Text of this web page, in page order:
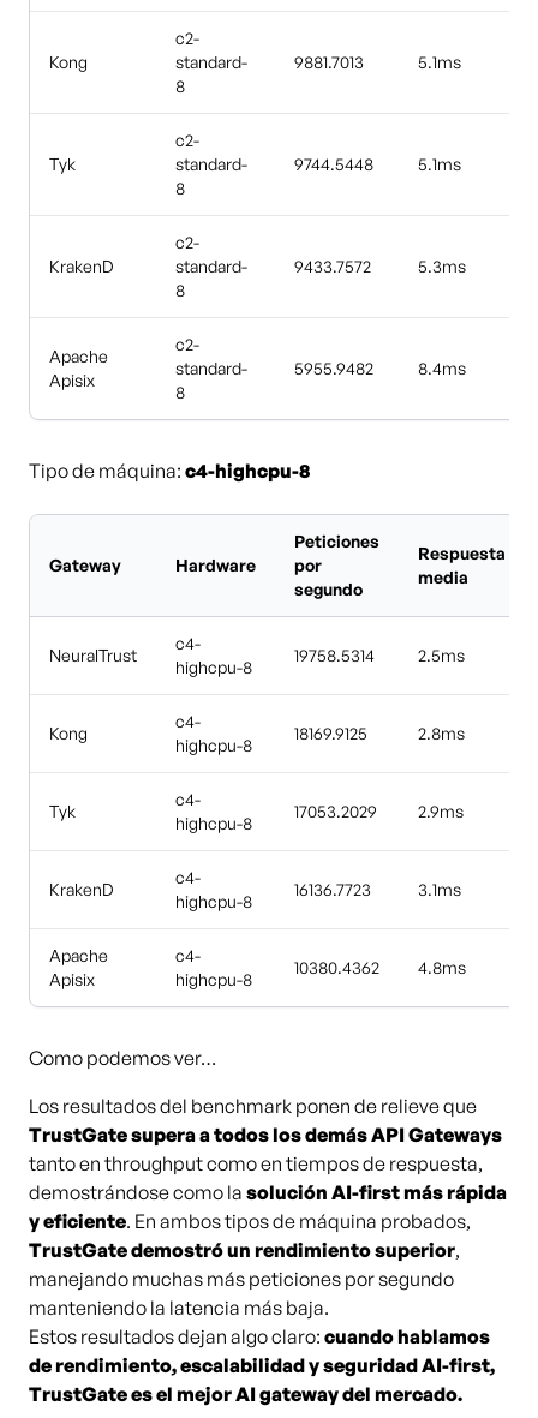
Kong
c2-
standard-
8
9881.7013 5.1ms
Tyk
c2-
standard-
8
9744.5448 5.1ms
KrakenD
c2-
standard-
8
9433.7572 5.3ms
Apache
Apisix
c2-
standard-
8
5955.9482 8.4ms
Tipo de máquina: c4-highcpu-8
Gateway Hardware
Peticiones
por
segundo
Respuesta
media
NeuralTrust
c4-
highcpu-8
19758.5314 2.5ms
Kong
c4-
highcpu-8
18169.9125 2.8ms
Tyk
c4-
highcpu-8
17053.2029 2.9ms
KrakenD
c4-
highcpu-8
16136.7723 3.1ms
Apache
Apisix
c4-
highcpu-8
10380.4362 4.8ms
Como podemos ver…
Los resultados del benchmark ponen de relieve que
TrustGate supera a todos los demás API Gateways
tanto en throughput como en tiempos de respuesta,
demostrándose como la solución AI-first más rápida
y eficiente. En ambos tipos de máquina probados,
TrustGate demostró un rendimiento superior,
manejando muchas más peticiones por segundo
manteniendo la latencia más baja.
Estos resultados dejan algo claro: cuando hablamos
de rendimiento, escalabilidad y seguridad AI-first,
TrustGate es el mejor AI gateway del mercado.